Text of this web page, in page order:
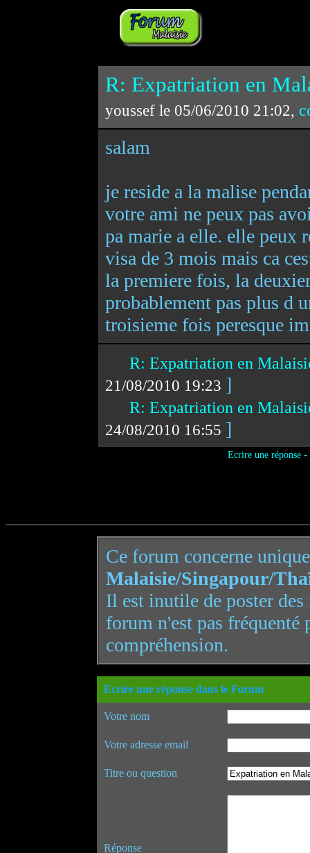
R: Expatriation en
youssef le 05/06/2010 21:02,
salam
je reside a la malise
votre ami ne peux pas
pa marie a elle. elle peux
visa de 3 mois mais ca
la premiere fois, la
probablement pas plus d
troisieme fois peresque
R: Expatriation en
21/08/2010 19:23 ]
R: Expatriation en
24/08/2010 16:55 ]
Ecrire une réponse-
Ce forum concerne
Malaisie/Singapour/
Il est inutile de poster
forum n'est pas
compréhension.
Ecrire une réponse dans le Forum
Votre nom
Votre adresse email
Titre ou question
Réponse